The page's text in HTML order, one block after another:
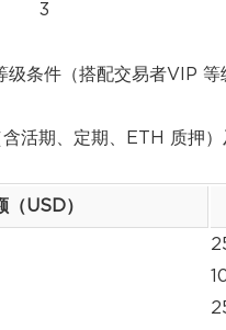
3
级条件（搭配交易者VIP 等
活期、定期、ETH 质押
（USD）